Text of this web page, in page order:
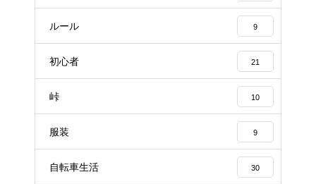
ルール 9
初心者 21
峠 10
服装 9
自転車生活 30